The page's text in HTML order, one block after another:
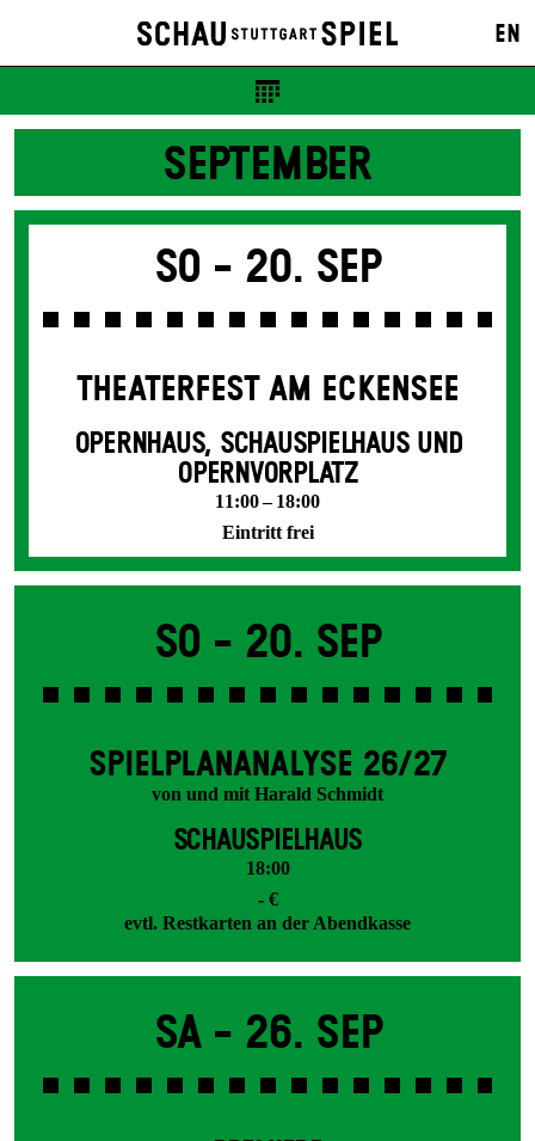
EN
SEPTEMBER
So - 20. Sep
THEATERFEST AM ECKENSEE
OPERNHAUS, SCHAUSPIELHAUS UND
OPERNVORPLATZ
11:00 – 18:00
Eintritt frei
So - 20. Sep
SPIEL­PLAN­ANALYSE 26/27
von und mit Harald Schmidt
SCHAUSPIELHAUS
18:00
- €
evtl. Restkarten an der Abendkasse
Sa - 26. Sep